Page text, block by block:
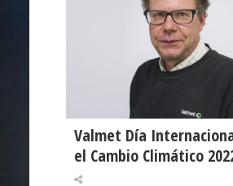
Valmet Día
el Cambio Climático